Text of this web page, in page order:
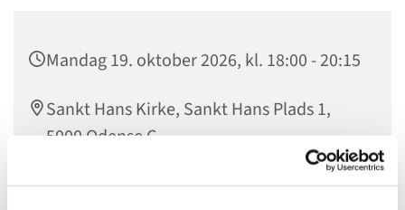
Mandag 19. oktober 2026, kl. 18:00 - 20:15
Sankt Hans Kirke, Sankt Hans Plads 1,
5000 Odense C